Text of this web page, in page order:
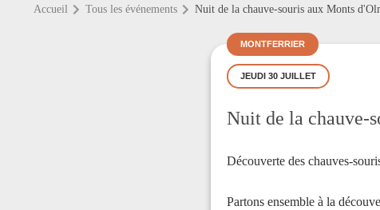
Accueil Tous les événements Nuit de la chauve-souris aux Monts
MONTFERRIER
JEUDI 30 JUILLET
Nuit de la chauve-
Découverte des chauves-
Partons ensemble à la